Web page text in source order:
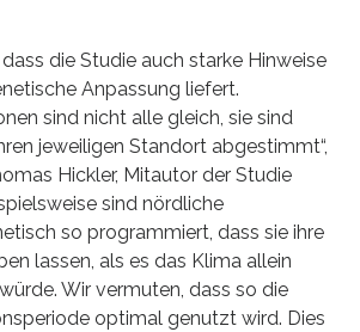
die Studie auch starke Hinweise
Anpassung liefert.
sind nicht alle gleich, sie sind
jeweiligen Standort abgestimmt“,
Hickler, Mitautor der Studie
sind nördliche
so programmiert, dass sie ihre
lassen, als es das Klima allein
Wir vermuten, dass so die
optimal genutzt wird. Dies